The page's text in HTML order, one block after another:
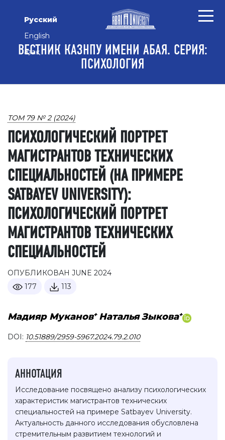
Русский
English
Қазақ
ВЕСТНИК КАЗНПУ ИМЕНИ АБАЯ. СЕРИЯ:
ПСИХОЛОГИЯ
ТОМ 79 № 2 (2024)
ПСИХОЛОГИЧЕСКИЙ ПОРТРЕТ
МАГИСТРАНТОВ ТЕХНИЧЕСКИХ
СПЕЦИАЛЬНОСТЕЙ (НА ПРИМЕРЕ
SATBAYEV UNIVERSITY):
ПСИХОЛОГИЧЕСКИЙ ПОРТРЕТ
МАГИСТРАНТОВ ТЕХНИЧЕСКИХ
СПЕЦИАЛЬНОСТЕЙ
ОПУБЛИКОВАН JUNE 2024
177
113
Мадияр Муканов+ Наталья Зыкова+
DOI: 10.51889/2959-5967.2024.79.2.010
АННОТАЦИЯ
Исследование посвящено анализу психологических
характеристик магистрантов технических
специальностей на примере Satbayev University.
Актуальность данного исследования обусловлена
стремительным развитием технологий и